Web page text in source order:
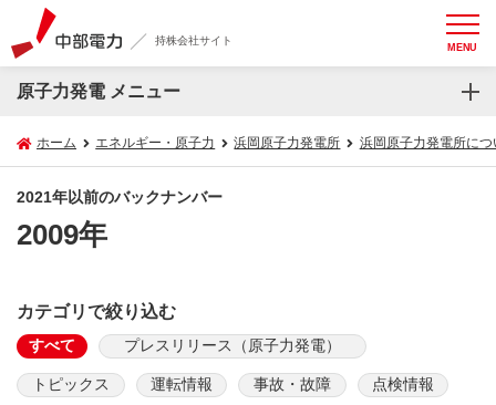
持株会社サイト MENU
原子力発電 メニュー
ホーム エネルギー・原子力 浜岡原子力発電所 浜岡原子力発電所につ
2021年以前のバックナンバー
2009年
カテゴリで絞り込む
すべて プレスリリース（原子力発電）
トピックス 運転情報 事故・故障 点検情報